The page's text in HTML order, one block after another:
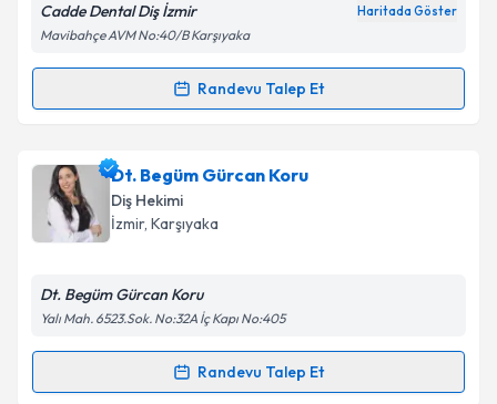
Kişisel verilerimin işlenmesine ilişkin
Metni'ni okudum ve kişisel verilerimin belirtilen
Takvim Talebini Gönder
Cadde Dental Diş İzmir Haritada Göster
Mavibahçe AVM No:40/B Karşıyaka
Randevu Talep Et
Randevu Takvimi Talebi
Dt. Serdar Demirçaliçin randevu takvimi talebi
oluşturun. Size bu uzmandan randevu almanız için bir
takvim hazırlandığında e-posta ile bilgilendireceğiz.
Kişisel verilerimin işlenmesine ilişkin
Metni'ni okudum ve kişisel verilerimin belirtilen
Dt. Begüm Gürcan Koru
Diş Hekimi
İzmir, Karşıyaka
Dt. Begüm Gürcan Koru
Yalı Mah. 6523.Sok. No:32A İç Kapı No:405
Randevu Talep Et
Randevu Takvimi Talebi